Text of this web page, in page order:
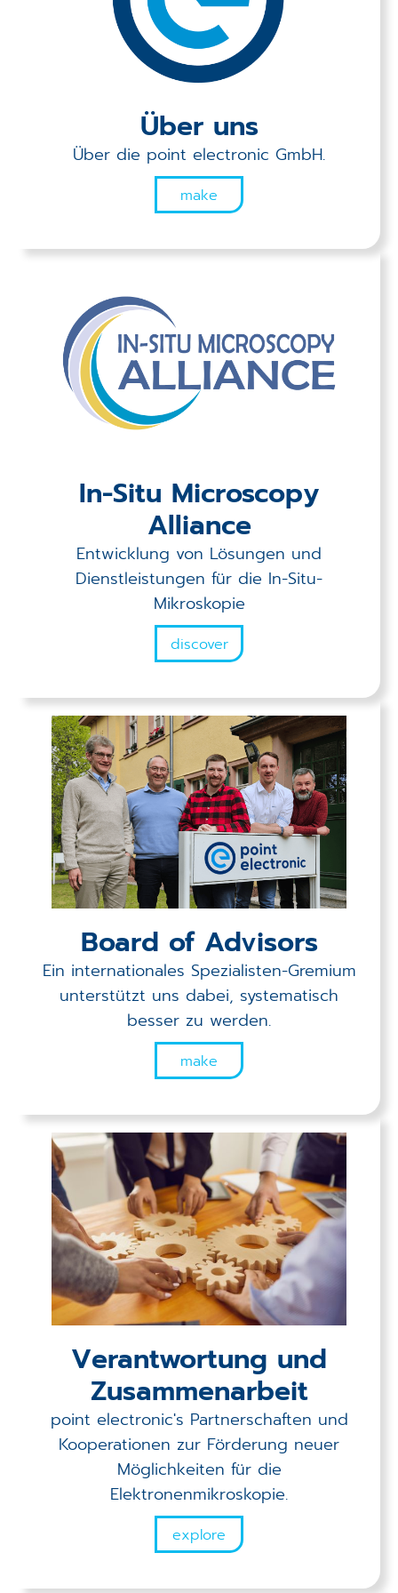
Applikationen
Über uns
Über die point electronic GmbH.
make
In-Situ Microscopy
Alliance
Entwicklung von Lösungen und
Dienstleistungen für die In-Situ-
Mikroskopie
discover
Board of Advisors
Ein internationales Spezialisten-Gremium
unterstützt uns dabei, systematisch
besser zu werden.
make
Verantwortung und
Zusammenarbeit
point electronic's Partnerschaften und
Kooperationen zur Förderung neuer
Möglichkeiten für die
Elektronenmikroskopie.
explore